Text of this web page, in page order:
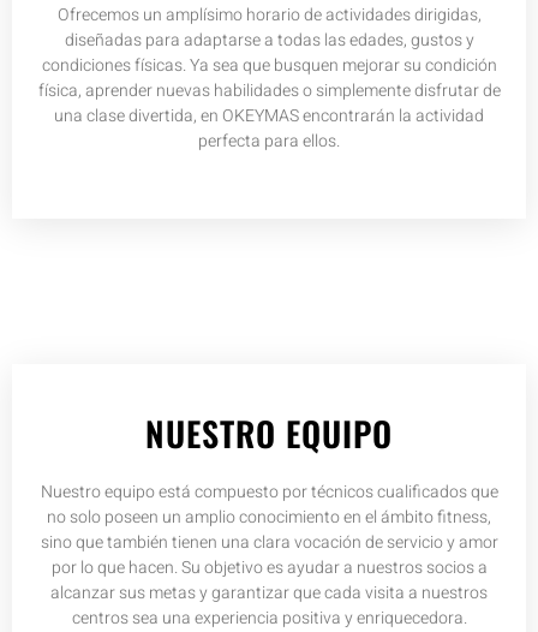
Ofrecemos un amplísimo horario de actividades dirigidas,
diseñadas para adaptarse a todas las edades, gustos y
condiciones físicas. Ya sea que busquen mejorar su condición
física, aprender nuevas habilidades o simplemente disfrutar de
una clase divertida, en OKEYMAS encontrarán la actividad
perfecta para ellos.
NUESTRO EQUIPO
Nuestro equipo está compuesto por técnicos cualificados que
no solo poseen un amplio conocimiento en el ámbito fitness,
sino que también tienen una clara vocación de servicio y amor
por lo que hacen. Su objetivo es ayudar a nuestros socios a
alcanzar sus metas y garantizar que cada visita a nuestros
centros sea una experiencia positiva y enriquecedora.